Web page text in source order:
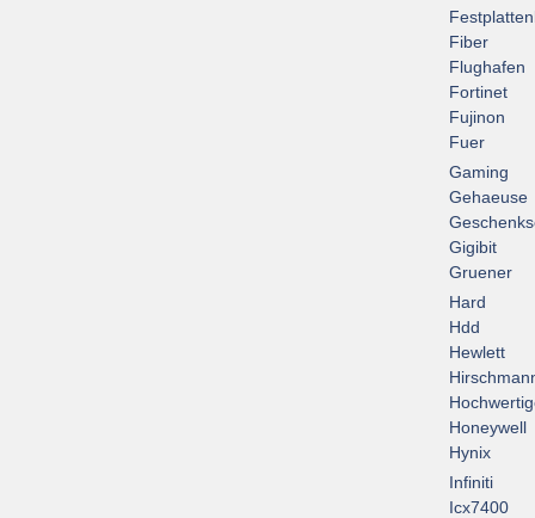
Fiber
Flughafen
Fortinet
Fujinon
Fuer
Gaming
Gehaeuse
Gigibit
Gruener
Hard
Hdd
Hewlett
Honeywell
Hynix
Infiniti
Icx7400